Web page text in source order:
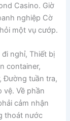
Casino. Giờ
nghiệp Cờ
một vụ cướp.
nghỉ, Thiết bị
container,
Đường tuần tra,
vệ. Về phần
cảm nhận
thoát nước